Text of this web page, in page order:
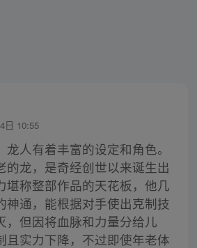
日 10:55
龙人有着丰富的设定和角色。
的龙，是奇经创世以来诞生出
堪称整部作品的天花板，他几
神通，能根据对手使出克制技
，但因将血脉和力量分给儿
且实力下降，不过即使年老体